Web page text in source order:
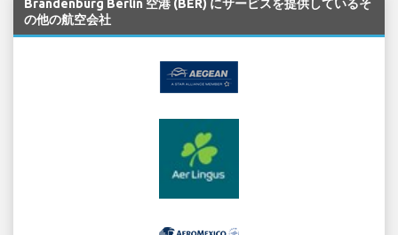
Brandenburg Berlin 空港 (BER) にサービスを提供しているそ
の他の航空会社